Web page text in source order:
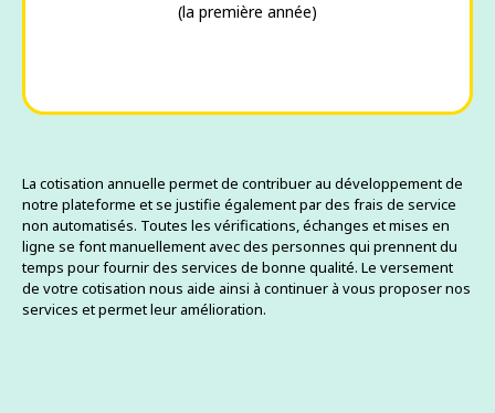
(la première année)
La cotisation annuelle permet de contribuer au développement de
notre plateforme et se justifie également par des frais de service
non automatisés. Toutes les vérifications, échanges et mises en
ligne se font manuellement avec des personnes qui prennent du
temps pour fournir des services de bonne qualité. Le versement
de votre cotisation nous aide ainsi à continuer à vous proposer nos
services et permet leur amélioration.